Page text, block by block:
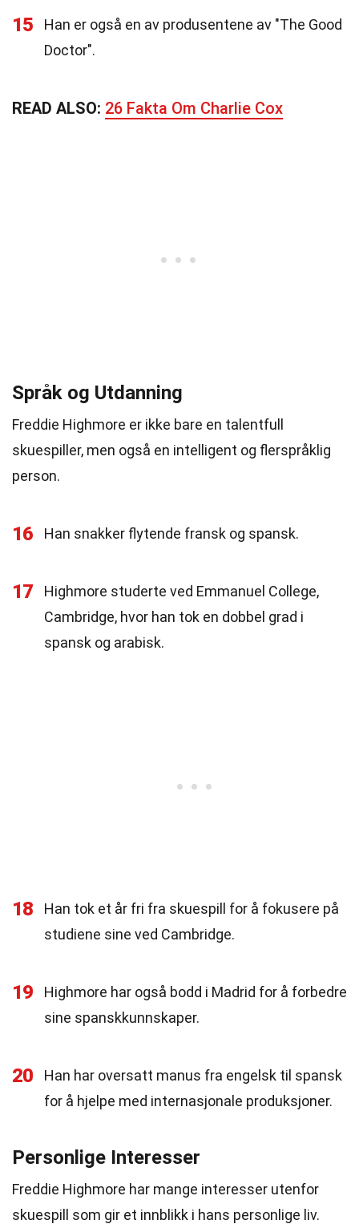
15
Han er også en av produsentene av "The Good
Doctor".
READ ALSO: 26 Fakta Om Charlie Cox
Språk og Utdanning
Freddie Highmore er ikke bare en talentfull
skuespiller, men også en intelligent og flerspråklig
person.
16 Han snakker flytende fransk og spansk.
17
Highmore studerte ved Emmanuel College,
Cambridge, hvor han tok en dobbel grad i
spansk og arabisk.
18
Han tok et år fri fra skuespill for å fokusere på
studiene sine ved Cambridge.
19
Highmore har også bodd i Madrid for å forbedre
sine spanskkunnskaper.
20
Han har oversatt manus fra engelsk til spansk
for å hjelpe med internasjonale produksjoner.
Personlige Interesser
Freddie Highmore har mange interesser utenfor
skuespill som gir et innblikk i hans personlige liv.